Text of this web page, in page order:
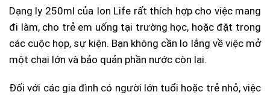
Dạng ly 250ml của Ion Life rất thích hợp cho việc mang
đi làm, cho trẻ em uống tại trường học, hoặc đặt trong
các cuộc họp, sự kiện. Bạn không cần lo lắng về việc mở
một chai lớn và bảo quản phần nước còn lại.
Đối với các gia đình có người lớn tuổi hoặc trẻ nhỏ, việc